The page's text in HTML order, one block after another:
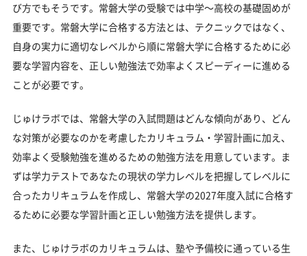
び方でもそうです。常磐大学の受験では中学～高校の基礎固めが
重要です。常磐大学に合格する方法とは、テクニックではなく、
自身の実力に適切なレベルから順に常磐大学に合格するために必
要な学習内容を、正しい勉強法で効率よくスピーディーに進める
ことが必要です。
じゅけラボでは、常磐大学の入試問題はどんな傾向があり、どん
な対策が必要なのかを考慮したカリキュラム・学習計画に加え、
効率よく受験勉強を進めるための勉強方法を用意しています。ま
ずは学力テストであなたの現状の学力レベルを把握してレベルに
合ったカリキュラムを作成し、常磐大学の2027年度入試に合格す
るために必要な学習計画と正しい勉強方法を提供します。
また、じゅけラボのカリキュラムは、塾や予備校に通っている生